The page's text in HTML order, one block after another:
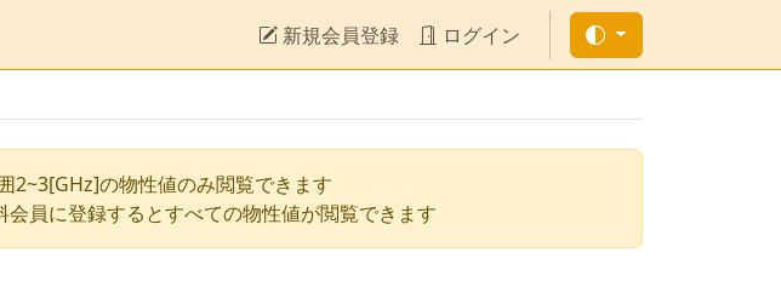
新規会員登録 ログイン
の物性値のみ閲覧できます
員に登録するとすべての物性値が閲覧できます